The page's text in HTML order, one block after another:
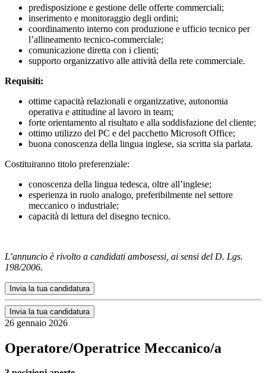
predisposizione e gestione delle offerte commerciali;
inserimento e monitoraggio degli ordini;
coordinamento interno con produzione e ufficio tecnico per
l’allineamento tecnico-commerciale;
comunicazione diretta con i clienti;
supporto organizzativo alle attività della rete commerciale.
Requisiti:
ottime capacità relazionali e organizzative, autonomia
operativa e attitudine al lavoro in team;
forte orientamento al risultato e alla soddisfazione del cliente;
ottimo utilizzo del PC e del pacchetto Microsoft Office;
buona conoscenza della lingua inglese, sia scritta sia parlata.
Costituiranno titolo preferenziale:
conoscenza della lingua tedesca, oltre all’inglese;
esperienza in ruolo analogo, preferibilmente nel settore
meccanico o industriale;
capacità di lettura del disegno tecnico.
L’annuncio è rivolto a candidati ambosessi, ai sensi del D. Lgs.
198/2006.
Invia la tua candidatura
Invia la tua candidatura
26 gennaio 2026
Operatore/Operatrice Meccanico/a